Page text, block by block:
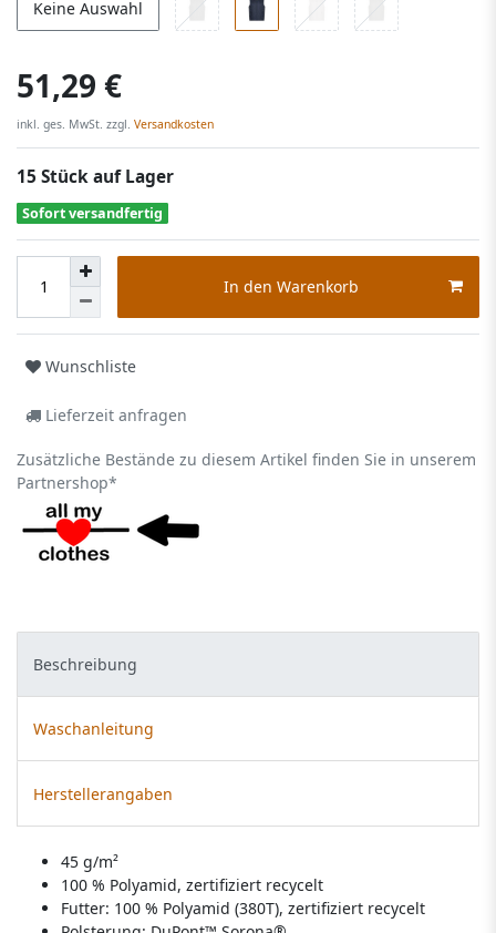
Keine Auswahl
51,29 €
inkl. ges. MwSt. zzgl. Versandkosten
15 Stück auf Lager
Sofort versandfertig
In den Warenkorb
Wunschliste
Lieferzeit anfragen
Zusätzliche Bestände zu diesem Artikel finden Sie in unserem
Partnershop*
Beschreibung
Waschanleitung
Herstellerangaben
45 g/m²
100 % Polyamid, zertifiziert recycelt
Futter: 100 % Polyamid (380T), zertifiziert recycelt